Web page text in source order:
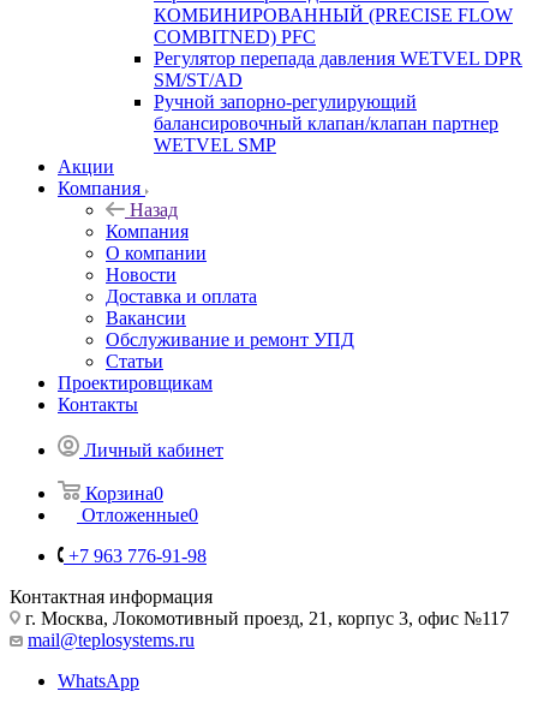
КОМБИНИРОВАННЫЙ (PRECISE FLOW
COMBIТNED) PFC
Регулятор перепада давления WETVEL DPR
SM/ST/AD
Ручной запорно-регулирующий
балансировочный клапан/клапан партнер
WETVEL SMP
Акции
Компания
Назад
Компания
О компании
Новости
Доставка и оплата
Вакансии
Обслуживание и ремонт УПД
Статьи
Проектировщикам
Контакты
Личный кабинет
Корзина0
Отложенные0
+7 963 776-91-98
Контактная информация
г. Москва, Локомотивный проезд, 21, корпус 3, офис №117
mail@teplosystems.ru
WhatsApp